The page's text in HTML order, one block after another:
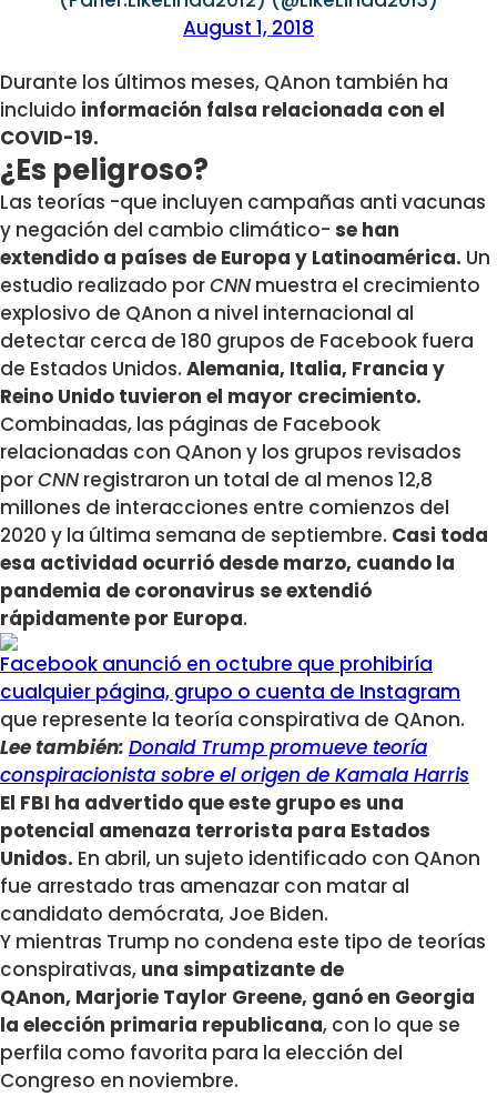
August 1, 2018
Durante los últimos meses, QAnon también ha
incluido información falsa relacionada con el
COVID-19.
¿Es peligroso?
Las teorías -que incluyen campañas anti vacunas
y negación del cambio climático- se han
extendido a países de Europa y Latinoamérica. Un
estudio realizado porCNN muestra el crecimiento
explosivo de QAnon a nivel internacional al
detectar cerca de 180 grupos de Facebook fuera
de Estados Unidos. Alemania, Italia, Francia y
Reino Unido tuvieron el mayor crecimiento.
Combinadas, las páginas de Facebook
relacionadas con QAnon y los grupos revisados ​​
porCNN registraron un total de al menos 12,8
millones de interacciones entre comienzos del
2020 y la última semana de septiembre. Casi toda
esa actividad ocurrió desde marzo, cuando la
pandemia de coronavirus se extendió
rápidamente por Europa.
Facebook anunció en octubre que prohibiría
cualquier página, grupo o cuenta de Instagram
que represente la teoría conspirativa de QAnon.
Lee también: Donald Trump promueve teoría
conspiracionista sobre el origen de Kamala Harris
El FBI ha advertido que este grupo es una
potencial amenaza terrorista para Estados
Unidos. En abril, un sujeto identificado con QAnon
fue arrestado tras amenazar con matar al
candidato demócrata, Joe Biden.
Y mientras Trump no condena este tipo de teorías
conspirativas, una simpatizante de
QAnon, Marjorie Taylor Greene, ganó en Georgia
la elección primaria republicana, con lo que se
perfila como favorita para la elección del
Congreso en noviembre.